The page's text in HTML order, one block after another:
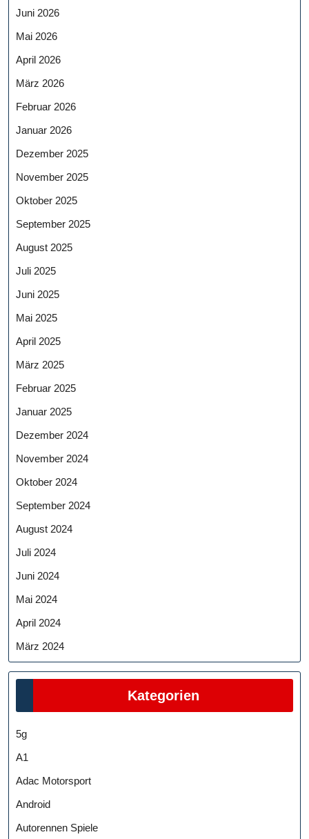
Juni 2026
Mai 2026
April 2026
März 2026
Februar 2026
Januar 2026
Dezember 2025
November 2025
Oktober 2025
September 2025
August 2025
Juli 2025
Juni 2025
Mai 2025
April 2025
März 2025
Februar 2025
Januar 2025
Dezember 2024
November 2024
Oktober 2024
September 2024
August 2024
Juli 2024
Juni 2024
Mai 2024
April 2024
März 2024
Kategorien
5g
A1
Adac Motorsport
Android
Autorennen Spiele